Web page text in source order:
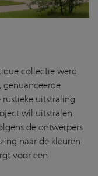
collectie werd
genuanceerde
rustieke uitstraling
wil uitstralen,
de ontwerpers
naar de kleuren
voor een